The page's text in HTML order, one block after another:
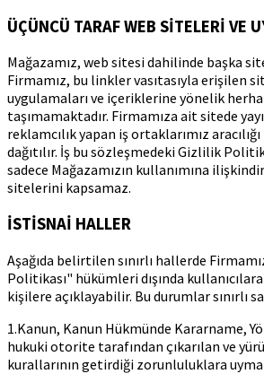
ÜÇÜNCÜ TARAF WEB SİTELERİ VE
Mağazamız, web sitesi dahilinde başka
Firmamız, bu linkler vasıtasıyla erişilen
uygulamaları ve içeriklerine yönelik
taşımamaktadır. Firmamıza ait sitede
reklamcılık yapan iş ortaklarımız
dağıtılır. İş bu sözleşmedeki Gizlilik
sadece Mağazamızın kullanımına
sitelerini kapsamaz.
İSTİSNAİ HALLER
Aşağıda belirtilen sınırlı hallerde
Politikası" hükümleri dışında
kişilere açıklayabilir. Bu durumlar sınırlı
1.Kanun, Kanun Hükmünde Kararname,
hukuki otorite tarafından çıkarılan ve
kurallarının getirdiği zorunluluklara